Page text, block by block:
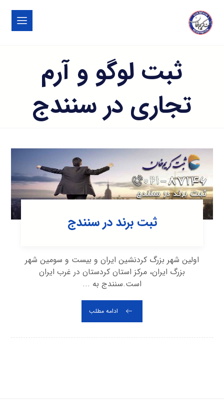
ثبت لوگو و آرم
تجاری در سنندج
ثبت برند در سنندج
اولین شهر بزرگ کردنشین ایران و بیست و سومین شهر
بزرگ ایران، مرکز استان کردستان در غرب ایران
است.سنندج به ...
ادامه مطلب